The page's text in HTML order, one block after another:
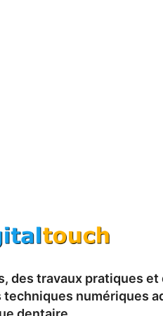
des travaux pratiques et
numériques